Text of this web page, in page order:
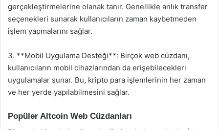
gerçekleştirmelerine olanak tanır. Genellikle anlık transfer
seçenekleri sunarak kullanıcıların zaman kaybetmeden
işlem yapmalarını sağlar.
3. **Mobil Uygulama Desteği**: Birçok web cüzdanı,
kullanıcıların mobil cihazlarından da erişebilecekleri
uygulamalar sunar. Bu, kripto para işlemlerinin her zaman
ve her yerde yapılabilmesini sağlar.
Popüler Altcoin Web Cüzdanları